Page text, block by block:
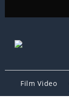
Film Video